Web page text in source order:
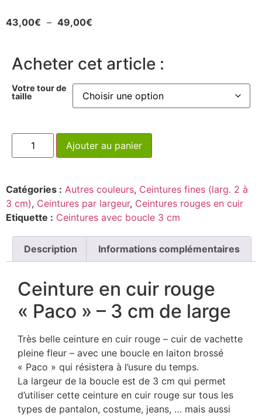
43,00€ – 49,00€
Acheter cet article :
Votre tour de
taille
Ajouter au panier
Catégories : Autres couleurs, Ceintures fines (larg. 2 à
3 cm), Ceintures par largeur, Ceintures rouges en cuir
Etiquette : Ceintures avec boucle 3 cm
Description Informations complémentaires
Ceinture en cuir rouge
« Paco » – 3 cm de large
Très belle ceinture en cuir rouge – cuir de vachette
pleine fleur – avec une boucle en laiton brossé
« Paco » qui résistera à l’usure du temps.
La largeur de la boucle est de 3 cm qui permet
d’utiliser cette ceinture en cuir rouge sur tous les
types de pantalon, costume, jeans, … mais aussi